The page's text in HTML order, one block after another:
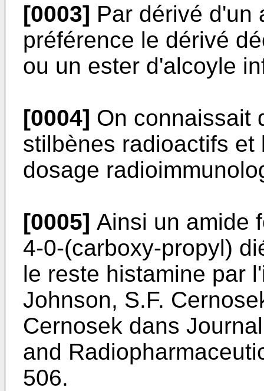
[0003] Par dérivé d'un
préférence le dérivé
ou un ester d'alcoyle
[0004] On connaissait
stilbènes radioactifs
dosage
[0005] Ainsi un amide
4-0-(carboxy-propyl)
le reste histamine par
Johnson, S.F.
Cernosek dans
and
506.